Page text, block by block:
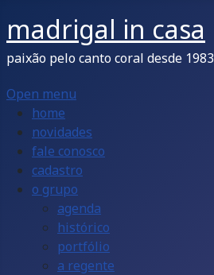
madrigal in casa
paixão pelo canto coral desde 1983
Open menu
home
novidades
fale conosco
cadastro
o grupo
agenda
histórico
portfólio
a regente